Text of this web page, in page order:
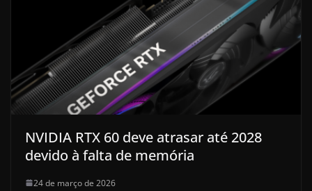
NVIDIA RTX 60 deve atrasar até 2028
devido à falta de memória
24 de março de 2026